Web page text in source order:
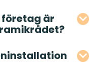
är